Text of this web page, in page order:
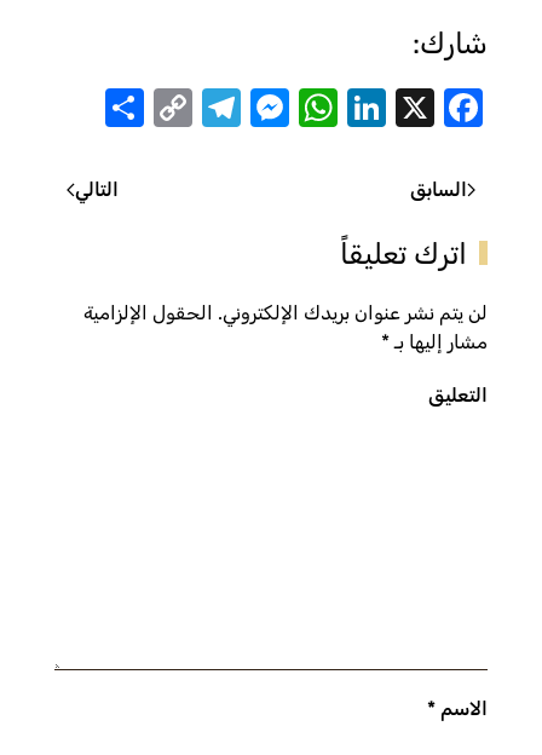
شارك:
Facebook
X
LinkedIn
WhatsApp
Messenger
Telegram
Copy
السابق التالي
اترك تعليقاً
لن يتم نشر عنوان بريدك الإلكتروني. الحقول الإلزامية
مشار إليها بـ*
التعليق
الاسم *